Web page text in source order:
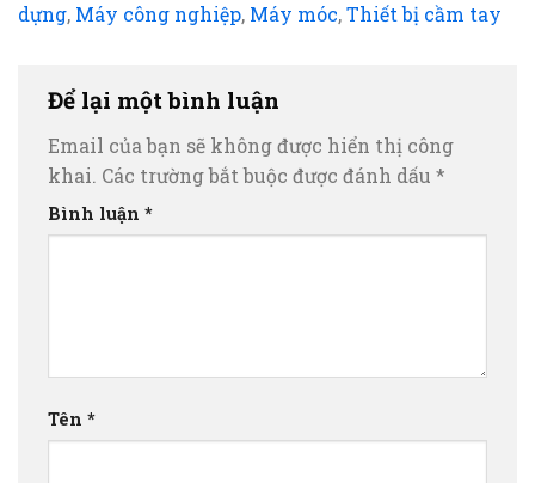
dựng, Máy công nghiệp, Máy móc,Thiết bị cầm tay
Để lại một bình luận
Email của bạn sẽ không được hiển thị công
khai. Các trường bắt buộc được đánh dấu *
Bình luận *
Tên *